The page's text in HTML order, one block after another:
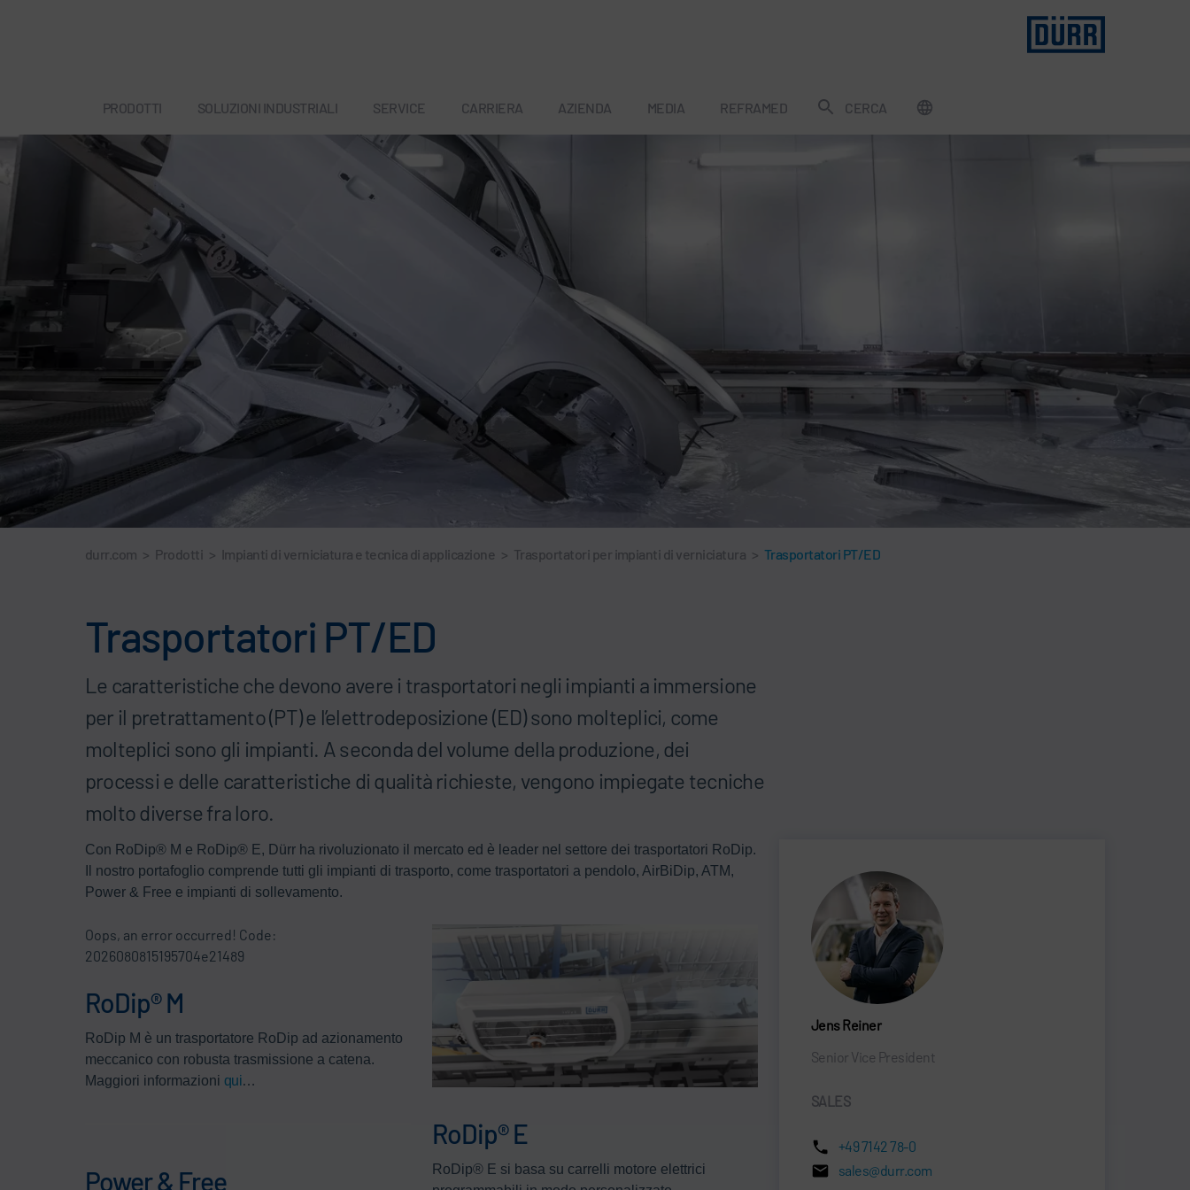
PRODOTTI SOLUZIONI INDUSTRIALI SERVICE CARRIERA AZIENDA MEDIA REFRAMED CERCA
durr.com > Prodotti > Impianti di verniciatura e tecnica di applicazione > Trasportatori per impianti di verniciatura > Trasportatori PT/ED
Trasportatori PT/ED
Le caratteristiche che devono avere i trasportatori negli impianti a immersione
per il pretrattamento (PT) e l’elettrodeposizione (ED) sono molteplici, come
molteplici sono gli impianti. A seconda del volume della produzione, dei
processi e delle caratteristiche di qualità richieste, vengono impiegate tecniche
molto diverse fra loro.
Con RoDip® M e RoDip® E, Dürr ha rivoluzionato il mercato ed è leader nel settore dei trasportatori RoDip.
Il nostro portafoglio comprende tutti gli impianti di trasporto, come trasportatori a pendolo, AirBiDip, ATM,
Power & Free e impianti di sollevamento.
Oops, an error occurred! Code:
2026080815195704e21489
RoDip® M
RoDip M è un trasportatore RoDip ad azionamento
meccanico con robusta trasmissione a catena.
Maggiori informazioni qui…
Power & Free
RoDip® E
RoDip® E si basa su carrelli motore elettrici
Jens Reiner
Senior Vice President
SALES
+49 7142 78-0
sales@durr.com